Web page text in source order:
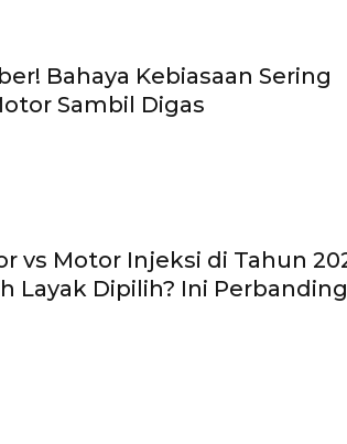
Bahaya Kebiasaan Sering
Sambil Digas
vs Motor Injeksi di Tahun
Layak Dipilih? Ini